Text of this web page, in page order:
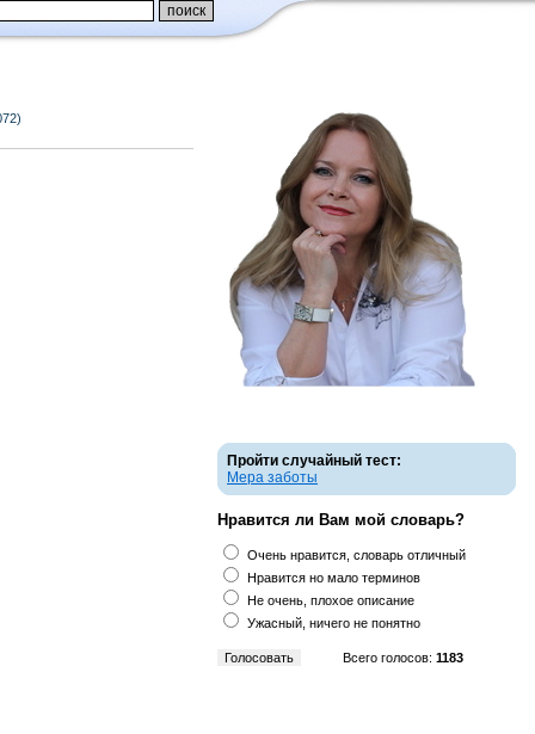
Пройти случайный тест:
Мера заботы
Нравится ли Вам мой словарь?
Очень нравится, словарь отличный
Нравится но мало терминов
Не очень, плохое описание
Ужасный, ничего не понятно
Всего голосов: 1183